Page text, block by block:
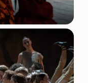
можно сохранить
актёрского